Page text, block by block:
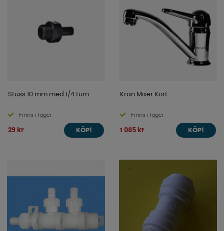
Stuss 10 mm med 1/4 tum
Finns i lager
29 kr KÖP!
Kran Mixer Kort
Finns i lager
1 065 kr KÖP!